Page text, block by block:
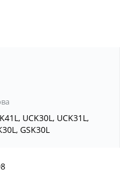
UCK30L, UCK31L,
GSK30L